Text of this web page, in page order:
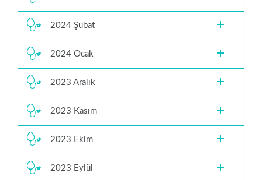
2024 Şubat
2024 Ocak
2023 Aralık
2023 Kasım
2023 Ekim
2023 Eylül